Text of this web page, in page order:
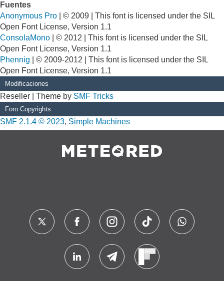
Fuentes
Anonymous Pro | © 2009 | This font is licensed under the SIL
Open Font License, Version 1.1
ConsolaMono | © 2012 | This font is licensed under the SIL
Open Font License, Version 1.1
Phennig | © 2009-2012 | This font is licensed under the SIL
Open Font License, Version 1.1
Modificaciones
Reseller | Theme by SMF Tricks
Foro Copyrights
SMF 2.1.4 © 2023, Simple Machines